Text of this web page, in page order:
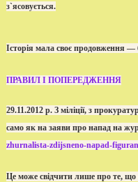
з`ясовується.
Історія мала своє продовження
ПРАВИЛ І ПОПЕРЕДЖЕННЯ
29.11.2012 р. З міліції, з
само як на заяви про напад на
zhurnalista-zdijsneno-napad-
Це може свідчити лише про те, що